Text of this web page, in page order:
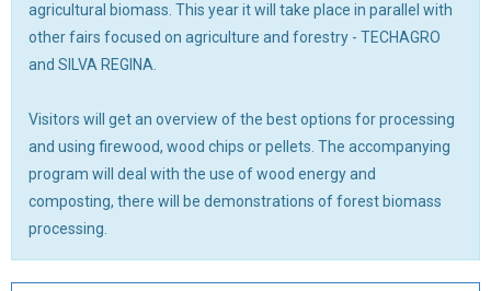
agricultural biomass. This year it will take place in parallel with
other fairs focused on agriculture and forestry - TECHAGRO
and SILVA REGINA.
Visitors will get an overview of the best options for processing
and using firewood, wood chips or pellets. The accompanying
program will deal with the use of wood energy and
composting, there will be demonstrations of forest biomass
processing.